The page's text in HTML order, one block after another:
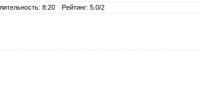
8:20 Рейтинг: 5.0/2